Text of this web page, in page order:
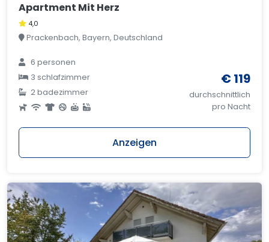
Apartment Mit Herz
4,0
Prackenbach, Bayern, Deutschland
6 personen
3 schlafzimmer
2 badezimmer
€ 119
durchschnittlich
pro Nacht
Anzeigen